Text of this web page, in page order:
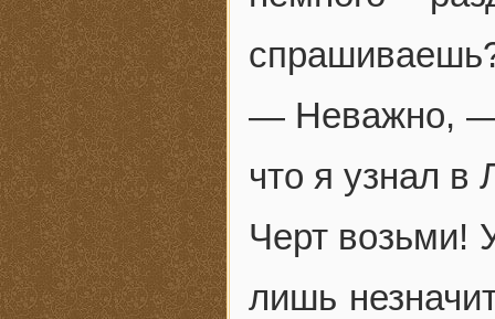
— Неважно, —
что я узнал в
Черт возьми!
лишь